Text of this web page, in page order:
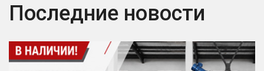
Последние новости